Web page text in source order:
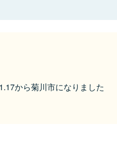
から菊川市になりました